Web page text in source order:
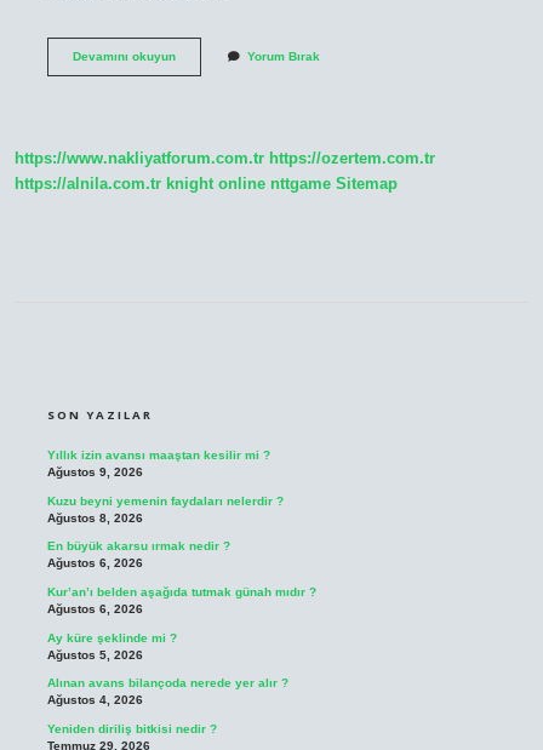
Devamını okuyunSıcaklık
Yorum Bırak
https://www.nakliyatforum.com.tr https://ozertem.com.tr
https://alnila.com.tr knight online nttgame Sitemap
SON YAZILAR
Yıllık izin avansı maaştan kesilir mi ?
Ağustos 9, 2026
Kuzu beyni yemenin faydaları nelerdir ?
Ağustos 8, 2026
En büyük akarsu ırmak nedir ?
Ağustos 6, 2026
Kur’an’ı belden aşağıda tutmak günah mıdır ?
Ağustos 6, 2026
Ay küre şeklinde mi ?
Ağustos 5, 2026
Alınan avans bilançoda nerede yer alır ?
Ağustos 4, 2026
Yeniden diriliş bitkisi nedir ?
Temmuz 29, 2026